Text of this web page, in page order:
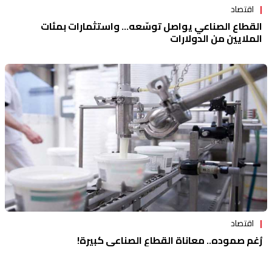
اقتصاد
القطاع الصناعي يواصل توسّعه... واستثمارات بمئات
الملايين من الدولارات
اقتصاد
رُغم صموده.. معاناة القطاع الصناعي كبيرة!